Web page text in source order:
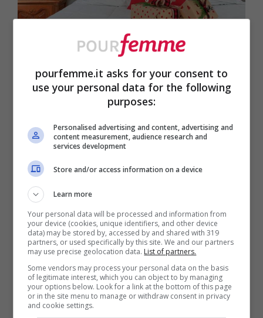
Per completare l’atmosfera, aggiungi un
profumatore naturale:bastoncini alla
cannella, candele al pan di zenzero o un
diffusore con oli essenziali di arancia e
chiodi di garofano, tu stessa lo puoi
realizzare con quello che hai in casa. Un
tocco geniale da poter posizionare in
diversi punti della casa, non solo in camera
da letto, ma credimi è un dettaglio che fa
la differenza.
pourfemme.it asks for your consent to
use your personal data for the following
purposes:
Personalised advertising and content, advertising and
content measurement, audience research and
services development
Store and/or access information on a device
Learn more
Your personal data will be processed and information from
your device (cookies, unique identifiers, and other device
data) may be stored by, accessed by and shared with 319
partners, or used specifically by this site. We and our partners
may use precise geolocation data. List of partners.
Some vendors may process your personal data on the basis
of legitimate interest, which you can object to by managing
your options below. Look for a link at the bottom of this page
or in the site menu to manage or withdraw consent in privacy
and cookie settings.